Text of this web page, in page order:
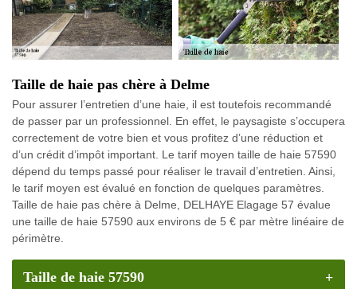
Taille de haie pas chère à Delme
Pour assurer l’entretien d’une haie, il est toutefois recommandé
de passer par un professionnel. En effet, le paysagiste s’occupera
correctement de votre bien et vous profitez d’une réduction et
d’un crédit d’impôt important. Le tarif moyen taille de haie 57590
dépend du temps passé pour réaliser le travail d’entretien. Ainsi,
le tarif moyen est évalué en fonction de quelques paramètres.
Taille de haie pas chère à Delme, DELHAYE Elagage 57 évalue
une taille de haie 57590 aux environs de 5 € par mètre linéaire de
périmètre.
Taille de haie 57590